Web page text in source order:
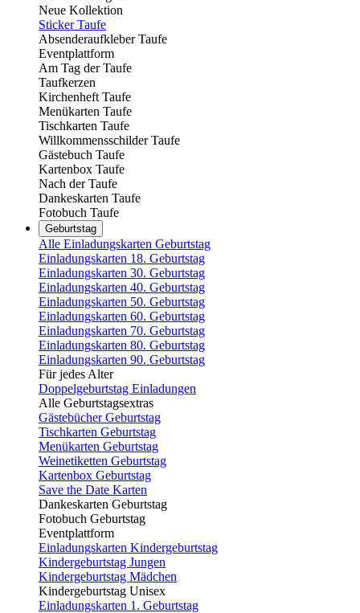
Neue Kollektion
Sticker Taufe
Absenderaufkleber Taufe
Eventplattform
Am Tag der Taufe
Taufkerzen
Kirchenheft Taufe
Menükarten Taufe
Tischkarten Taufe
Willkommensschilder Taufe
Gästebuch Taufe
Kartenbox Taufe
Nach der Taufe
Dankeskarten Taufe
Fotobuch Taufe
Geburtstag
Alle Einladungskarten Geburtstag
Einladungskarten 18. Geburtstag
Einladungskarten 30. Geburtstag
Einladungskarten 40. Geburtstag
Einladungskarten 50. Geburtstag
Einladungskarten 60. Geburtstag
Einladungskarten 70. Geburtstag
Einladungskarten 80. Geburtstag
Einladungskarten 90. Geburtstag
Für jedes Alter
Doppelgeburtstag Einladungen
Alle Geburtstagsextras
Gästebücher Geburtstag
Tischkarten Geburtstag
Menükarten Geburtstag
Weinetiketten Geburtstag
Kartenbox Geburtstag
Save the Date Karten
Dankeskarten Geburtstag
Fotobuch Geburtstag
Eventplattform
Einladungskarten Kindergeburtstag
Kindergeburtstag Jungen
Kindergeburtstag Mädchen
Kindergeburtstag Unisex
Einladungskarten 1. Geburtstag